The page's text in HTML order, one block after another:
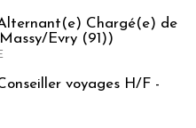
Chargé(e) de
Evry (91))
voyages H/F -